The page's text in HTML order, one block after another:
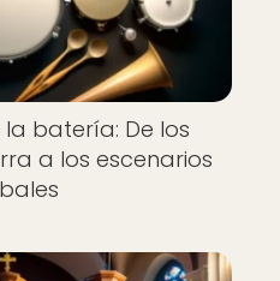
batería: De los
a los escenarios